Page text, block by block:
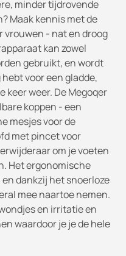
minder tijdrovende
Maak kennis met de
vrouwen - nat en droog
kan zowel
gebruikt, en wordt
voor een gladde,
weer. De Megoqer
koppen - een
mesjes voor de
met pincet voor
om je voeten
Het ergonomische
dankzij het snoerloze
mee naartoe nemen.
en irritatie en
waardoor je je de hele